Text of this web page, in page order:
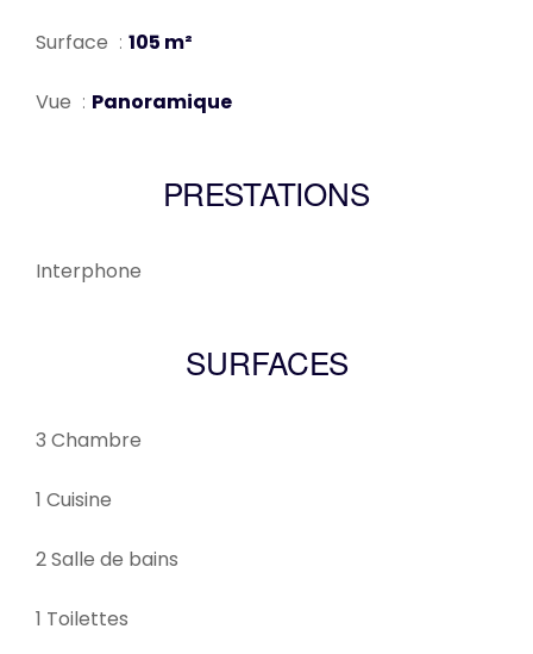
Surface 105 m²
Vue Panoramique
PRESTATIONS
Interphone
SURFACES
3 Chambre
1 Cuisine
2 Salle de bains
1 Toilettes